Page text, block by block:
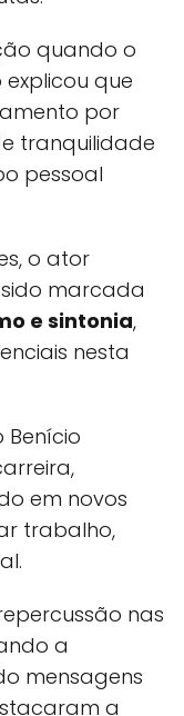
quando o
explicou que
por
tranquilidade
pessoal
o ator
marcada
e sintonia,
nesta
Benício
em novos
trabalho,
nas
a
mensagens
a